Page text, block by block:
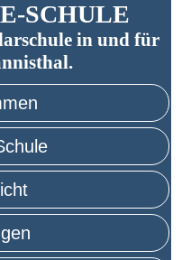
SCHULE
in und für